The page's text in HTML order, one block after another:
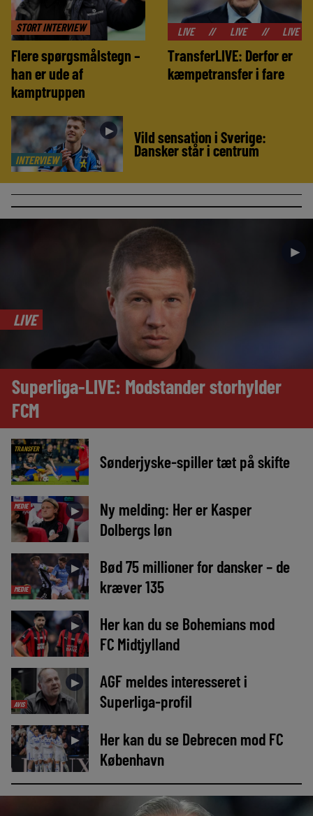
STORT INTERVIEW
Flere spørgsmålstegn –
han er ude af
kamptruppen
// LIVE LIVE LIVE LIVE
TransferLIVE: Derfor er
kæmpetransfer i fare
INTERVIEW
► Vild sensation i Sverige:
Dansker står i centrum
►
LIVE
Superliga-LIVE: Modstander storhylder
FCM
TRANSFER
Sønderjyske-spiller tæt på skifte
MEDIE ►
Ny melding: Her er Kasper
Dolbergs løn
MEDIE
►
Bød 75 millioner for dansker – de
kræver 135
►
Her kan du se Bohemians mod
FC Midtjylland
AVIS
►
AGF meldes interesseret i
Superliga-profil
►
Her kan du se Debrecen mod FC
København